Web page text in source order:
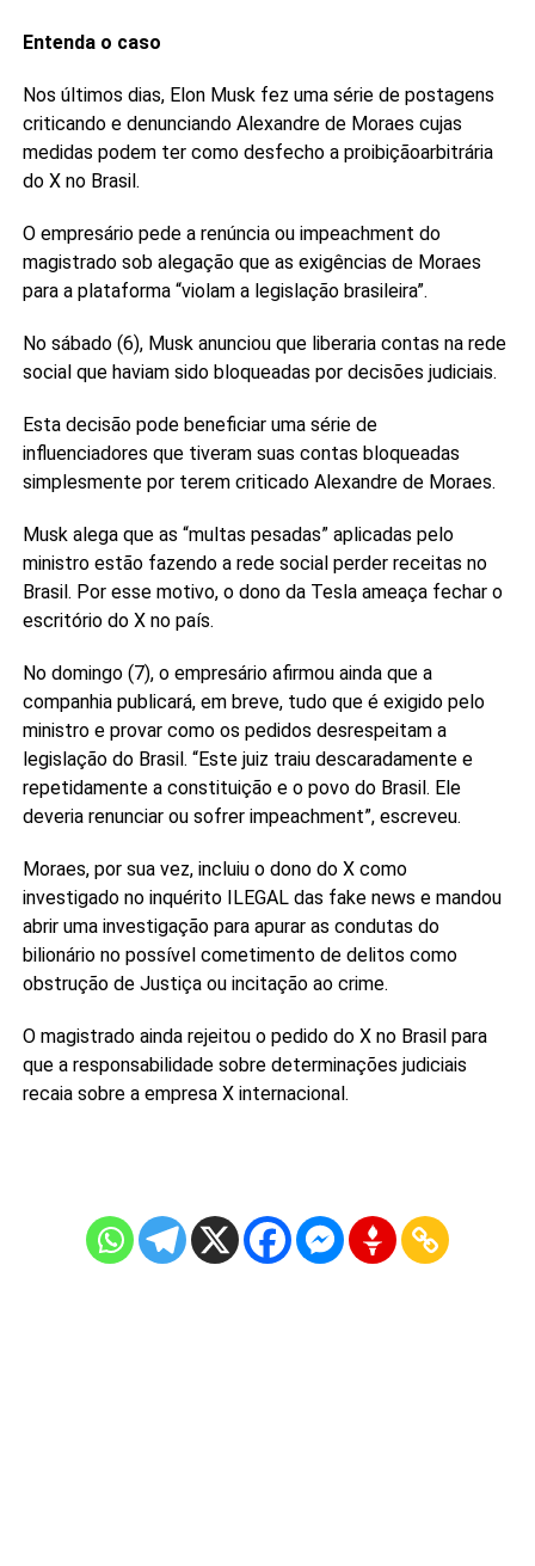
Entenda o caso
Nos últimos dias, Elon Musk fez uma série de postagens
criticando e denunciando Alexandre de Moraes cujas
medidas podem ter como desfecho a proibiçãoarbitrária
do X no Brasil.
O empresário pede a renúncia ou impeachment do
magistrado sob alegação que as exigências de Moraes
para a plataforma “violam a legislação brasileira”.
No sábado (6), Musk anunciou que liberaria contas na rede
social que haviam sido bloqueadas por decisões judiciais.
Esta decisão pode beneficiar uma série de
influenciadores que tiveram suas contas bloqueadas
simplesmente por terem criticado Alexandre de Moraes.
Musk alega que as “multas pesadas” aplicadas pelo
ministro estão fazendo a rede social perder receitas no
Brasil. Por esse motivo, o dono da Tesla ameaça fechar o
escritório do X no país.
No domingo (7), o empresário afirmou ainda que a
companhia publicará, em breve, tudo que é exigido pelo
ministro e provar como os pedidos desrespeitam a
legislação do Brasil. “Este juiz traiu descaradamente e
repetidamente a constituição e o povo do Brasil. Ele
deveria renunciar ou sofrer impeachment”, escreveu.
Moraes, por sua vez, incluiu o dono do X como
investigado no inquérito ILEGAL das fake news e mandou
abrir uma investigação para apurar as condutas do
bilionário no possível cometimento de delitos como
obstrução de Justiça ou incitação ao crime.
O magistrado ainda rejeitou o pedido do X no Brasil para
que a responsabilidade sobre determinações judiciais
recaia sobre a empresa X internacional.